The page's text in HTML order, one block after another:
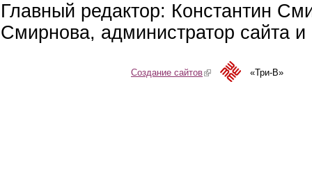
Главный редактор: Константин
Смирнова, администратор сайта
Создание сайтов(link is external)«Три-В»